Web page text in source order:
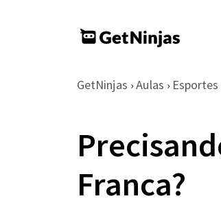
GetNinjas › Aulas › Esportes
Franca?